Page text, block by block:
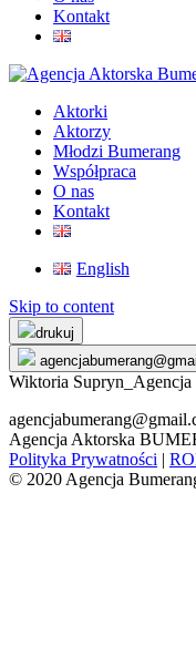
Kontakt
Aktorki
Aktorzy
Młodzi Bumerang
Współpraca
O nas
Kontakt
English
Skip to content
drukuj
Wiktoria Supryn_Agencja
Agencja Aktorska
Polityka Prywatności |
© 2020 Agencja